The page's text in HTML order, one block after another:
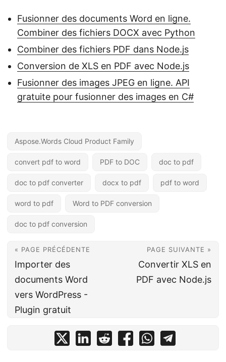
Fusionner des documents Word en ligne.
Combiner des fichiers DOCX avec Python
Combiner des fichiers PDF dans Node.js
Conversion de XLS en PDF avec Node.js
Fusionner des images JPEG en ligne. API
gratuite pour fusionner des images en C#
Aspose.Words Cloud Product Family
convert pdf to word PDF to DOC doc to pdf
doc to pdf converter docx to pdf pdf to word
word to pdf Word to PDF conversion
doc to pdf conversion
« PAGE PRÉCÉDENTE
Importer des
documents Word
vers WordPress -
Plugin gratuit
PAGE SUIVANTE »
Convertir XLS en
PDF avec Node.js